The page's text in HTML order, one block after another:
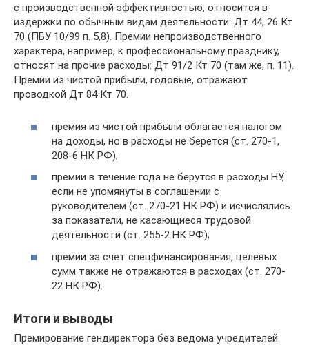
с производственной эффективностью, относится в
издержки по обычным видам деятельности: Дт 44, 26 Кт
70 (ПБУ 10/99 п. 5,8). Премии непроизводственного
характера, например, к профессиональному празднику,
относят на прочие расходы: Дт 91/2 Кт 70 (там же, п. 11).
Премии из чистой прибыли, годовые, отражают
проводкой Дт 84 Кт 70.
премия из чистой прибыли облагается налогом
на доходы, но в расходы не берется (ст. 270-1,
208-6 НК РФ);
премии в течение года не берутся в расходы НУ,
если не упомянуты в соглашении с
руководителем (ст. 270-21 НК РФ) и исчислялись
за показатели, не касающиеся трудовой
деятельности (ст. 255-2 НК РФ);
премии за счет спецфинансирования, целевых
сумм также не отражаются в расходах (ст. 270-
22 НК РФ).
Итоги и выводы
Премирование гендиректора без ведома учредителей